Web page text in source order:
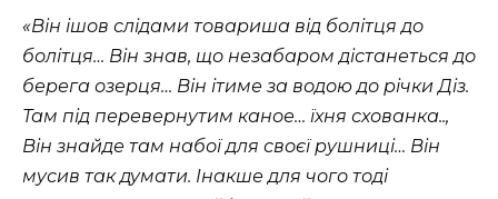
«Він ішов слідами товариша від болітця до
болітця… Він знав, що незабаром дістанеться до
берега озерця… Він ітиме за водою до річки Діз.
Там під перевернутим каное… їхня схованка..,
Він знайде там набої для своєї рушниці… Він
мусив так думати. Інакше для чого тоді